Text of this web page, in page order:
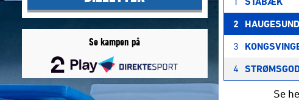
Se kampen på
2 HAUGESUND
3
4
Se